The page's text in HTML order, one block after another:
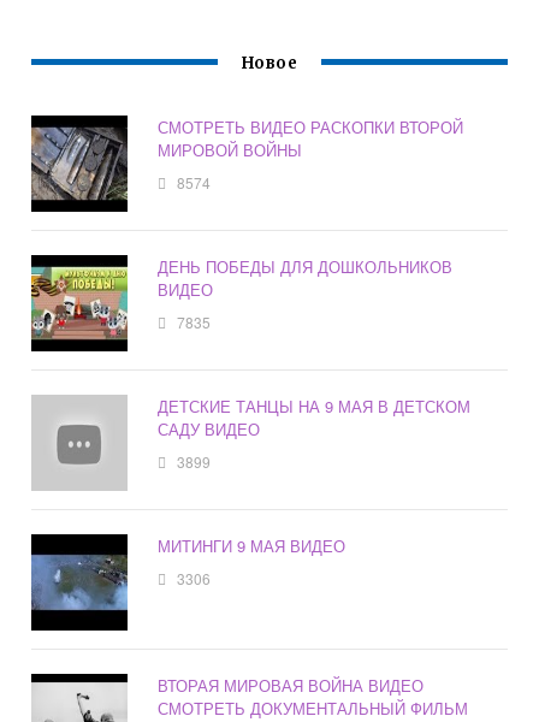
Новое
СМОТРЕТЬ ВИДЕО РАСКОПКИ ВТОРОЙ
МИРОВОЙ ВОЙНЫ
8574
ДЕНЬ ПОБЕДЫ ДЛЯ ДОШКОЛЬНИКОВ
ВИДЕО
7835
ДЕТСКИЕ ТАНЦЫ НА 9 МАЯ В ДЕТСКОМ
САДУ ВИДЕО
3899
МИТИНГИ 9 МАЯ ВИДЕО
3306
ВТОРАЯ МИРОВАЯ ВОЙНА ВИДЕО
СМОТРЕТЬ ДОКУМЕНТАЛЬНЫЙ ФИЛЬМ